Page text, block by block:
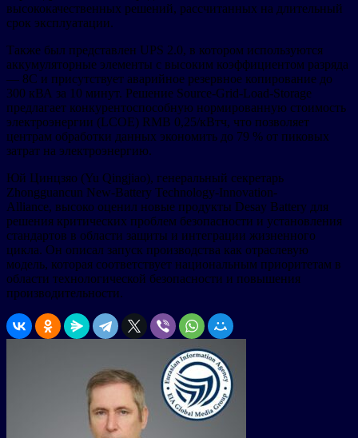
высококачественных решений, рассчитанных на длительный
срок эксплуатации.
Также был представлен UPS 2.0, в котором используются
аккумуляторные элементы с высоким коэффициентом разряда
— 8C и присутствует аварийное резервное копирование до
300 кВА за 10 минут. Решение Source-Grid-Load-Storage
предлагает конкурентоспособную нормированную стоимость
электроэнергии (LCOE) RMB 0,25/кВтч, что позволяет
центрам обработки данных экономить до 79 % от пиковых
затрат на электроэнергию.
Юй Цинцзяо (Yu Qingjiao), генеральный секретарь
Zhongguancun New-Battery Technology-Innovation-
Alliance, высоко оценил новые продукты Desay Battery для
решения критических проблем безопасности и установления
стандартов в области защиты и интеграции жизненного
цикла. Он описал запуск производства как отраслевую
модель, которая соответствует национальным приоритетам в
области технологической безопасности и повышения
производительности.